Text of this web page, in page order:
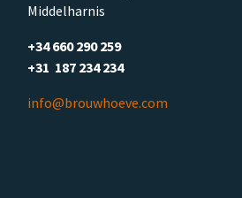
Middelharnis
+34 660 290 259
+31 187 234 234
info@brouwhoeve.com